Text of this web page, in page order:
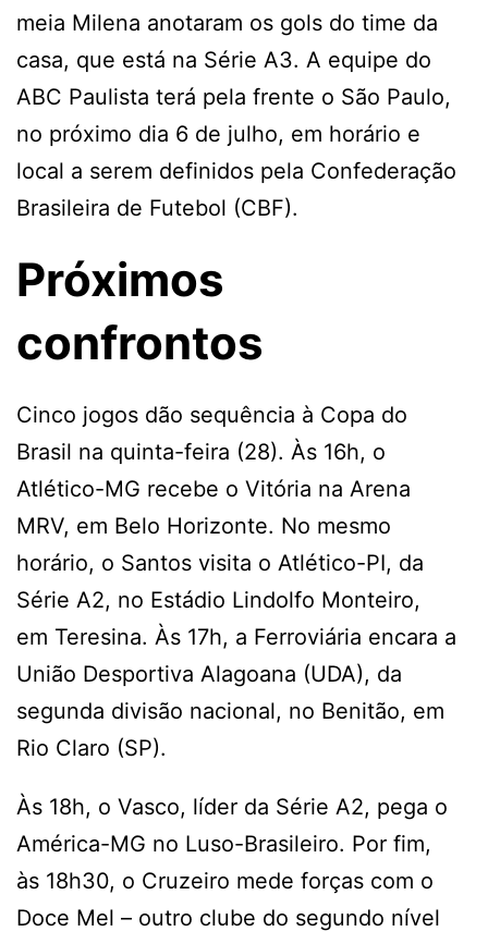
meia Milena anotaram os gols do time da
casa, que está na Série A3. A equipe do
ABC Paulista terá pela frente o São Paulo,
no próximo dia 6 de julho, em horário e
local a serem definidos pela Confederação
Brasileira de Futebol (CBF).
Próximos
confrontos
Cinco jogos dão sequência à Copa do
Brasil na quinta-feira (28). Às 16h, o
Atlético-MG recebe o Vitória na Arena
MRV, em Belo Horizonte. No mesmo
horário, o Santos visita o Atlético-PI, da
Série A2, no Estádio Lindolfo Monteiro,
em Teresina. Às 17h, a Ferroviária encara a
União Desportiva Alagoana (UDA), da
segunda divisão nacional, no Benitão, em
Rio Claro (SP).
Às 18h, o Vasco, líder da Série A2, pega o
América-MG no Luso-Brasileiro. Por fim,
às 18h30, o Cruzeiro mede forças com o
Doce Mel – outro clube do segundo nível